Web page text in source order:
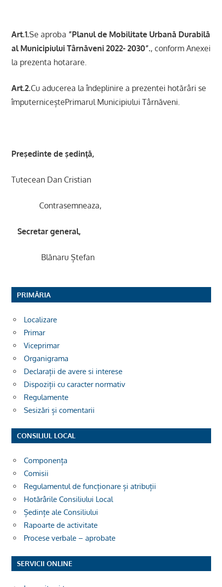
Art.1.Se aproba ”Planul de Mobilitate Urbană Durabilă
al Municipiului Târnăveni 2022- 2030”., conform Anexei
la prezenta hotarare.
Art.2.Cu aducerea la îndeplinire a prezentei hotărâri se
împuterniceștePrimarul Municipiului Târnăveni.
Preşedinte de şedinţă,
Tutecean Dan Cristian
Contrasemneaza,
Secretar general,
Blănaru Ștefan
PRIMĂRIA
Localizare
Primar
Viceprimar
Organigrama
Declarații de avere si interese
Dispoziții cu caracter normativ
Regulamente
Sesizări și comentarii
CONSILIUL LOCAL
Componența
Comisii
Regulamentul de funcționare și atribuții
Hotărârile Consiliului Local
Ședințe ale Consiliului
Rapoarte de activitate
Procese verbale – aprobate
SERVICII ONLINE